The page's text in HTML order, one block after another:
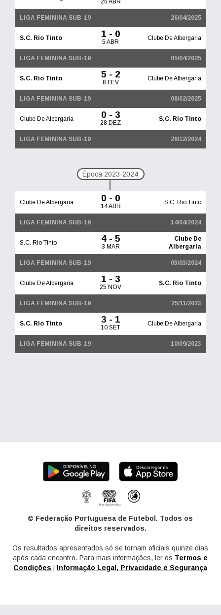
26 ABR
LIGA FEMININA SUB-19 26/04/2025
S.C. Rio Tinto 1 - 0
5 ABR
Clube De Albergaria
LIGA FEMININA SUB-19 05/04/2025
S.C. Rio Tinto 5 - 2
8 FEV
Clube De Albergaria
LIGA FEMININA SUB-19 08/02/2025
Clube De Albergaria 0 - 3
28 DEZ
S.C. Rio Tinto
LIGA FEMININA SUB-19 28/12/2024
Época 2023-2024
Clube De Albergaria 0 - 0
14 ABR
S.C. Rio Tinto
LIGA FEMININA SUB-19 14/04/2024
S.C. Rio Tinto 4 - 5
3 MAR
Clube De
Albergaria
LIGA FEMININA SUB-19 03/03/2024
Clube De Albergaria 1 - 3
25 NOV
S.C. Rio Tinto
LIGA FEMININA SUB-19 25/11/2023
S.C. Rio Tinto 3 - 1
10 SET
Clube De Albergaria
LIGA FEMININA SUB-19 10/09/2023
© Federação Portuguesa de Futebol. Todos os
direitos reservados.
Os resultados apresentados só se tornam oficiais quinze dias
após cada encontro. Para mais informações, ler os Termos e
Condições
Informação Legal, Privacidade e Segurança